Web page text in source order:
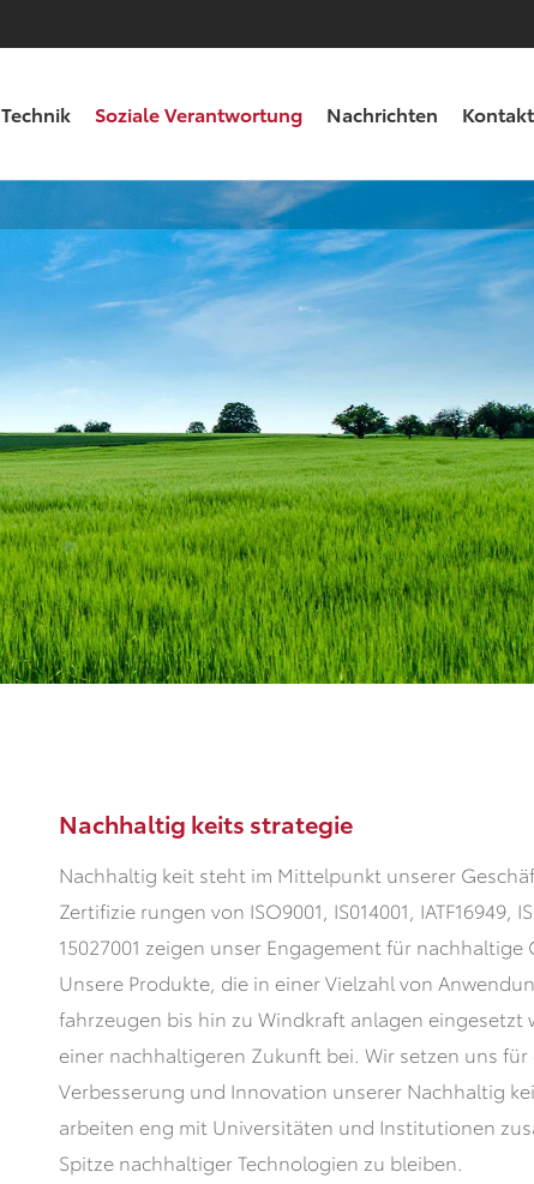
Technik Soziale Verantwortung Nachrichten
Nachhaltig keits strategie
Nachhaltig keit steht im Mittelpunkt unserer
Zertifizie rungen von ISO9001, IS014001, IATF16949,
15027001 zeigen unser Engagement für nachhaltige
Unsere Produkte, die in einer Vielzahl von
fahrzeugen bis hin zu Windkraft anlagen eingesetzt
einer nachhaltigeren Zukunft bei. Wir setzen uns
Verbesserung und Innovation unserer Nachhaltig
arbeiten eng mit Universitäten und Institutionen
Spitze nachhaltiger Technologien zu bleiben.